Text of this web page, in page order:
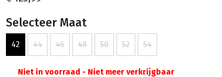
Selecteer Maat
42 44 46 48 50 52 54
Niet in voorraad - Niet meer verkrijgbaar